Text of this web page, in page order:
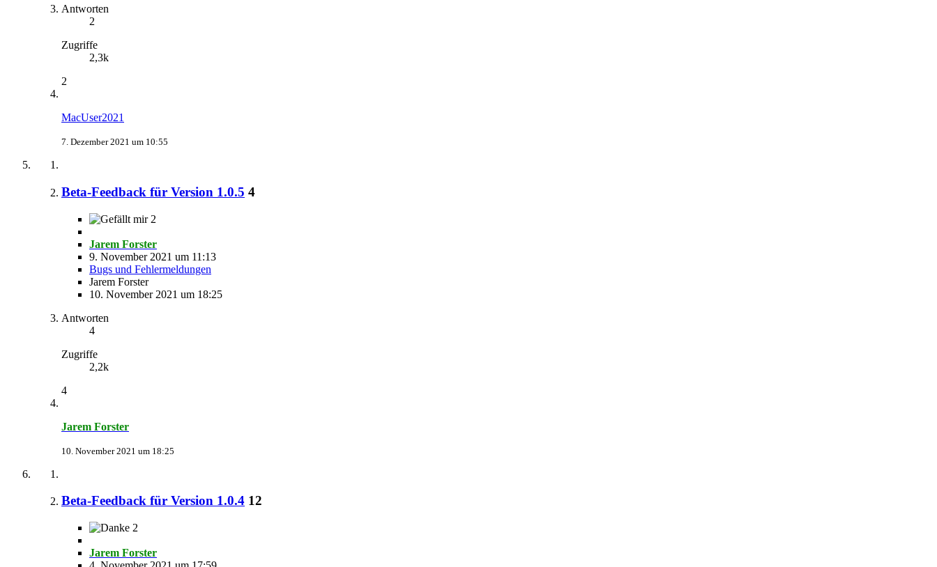
Antworten
2
Zugriffe
2,3k
2
MacUser2021
7. Dezember 2021 um 10:55
Beta-Feedback für Version 1.0.5 4
2
Jarem Forster
9. November 2021 um 11:13
Bugs und Fehlermeldungen
Jarem Forster
10. November 2021 um 18:25
Antworten
4
Zugriffe
2,2k
4
Jarem Forster
10. November 2021 um 18:25
Beta-Feedback für Version 1.0.4 12
2
Jarem Forster